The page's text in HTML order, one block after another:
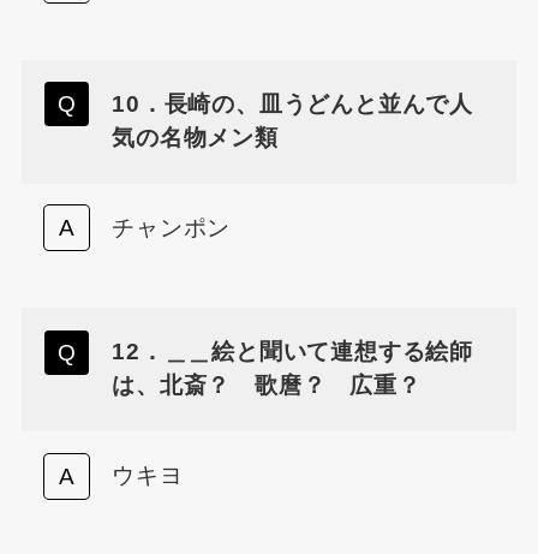
10．長崎の、皿うどんと並んで人
気の名物メン類
チャンポン
12．＿＿絵と聞いて連想する絵師
は、北斎？ 歌麿？ 広重？
ウキヨ